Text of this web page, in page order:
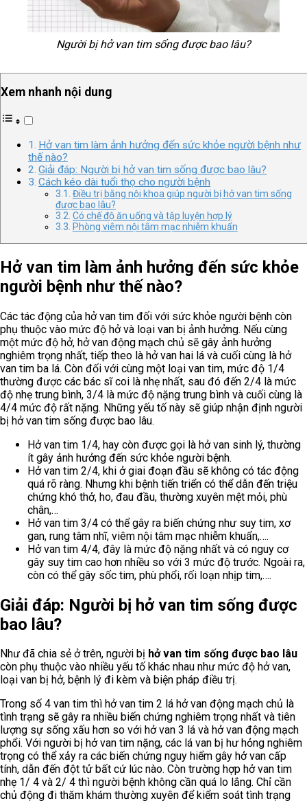
Người bị hở van tim sống được bao lâu?
Xem nhanh nội dung
Hở van tim làm ảnh hưởng đến sức khỏe người bệnh như
thế nào?
Giải đáp: Người bị hở van tim sống được bao lâu?
Cách kéo dài tuổi thọ cho người bệnh
Điều trị bằng nội khoa giúp người bị hở van tim sống
được bao lâu?
Có chế độ ăn uống và tập luyện hợp lý
Phòng viêm nội tâm mạc nhiễm khuẩn
Hở van tim làm ảnh hưởng đến sức khỏe
người bệnh như thế nào?
Các tác động của hở van tim đối với sức khỏe người bệnh còn
phụ thuộc vào mức độ hở và loại van bị ảnh hưởng. Nếu cùng
một mức độ hở, hở van động mạch chủ sẽ gây ảnh hưởng
nghiêm trọng nhất, tiếp theo là hở van hai lá và cuối cùng là hở
van tim ba lá. Còn đối với cùng một loại van tim, mức độ 1/4
thường được các bác sĩ coi là nhẹ nhất, sau đó đến 2/4 là mức
độ nhẹ trung bình, 3/4 là mức độ nặng trung bình và cuối cùng là
4/4 mức độ rất nặng. Những yếu tố này sẽ giúp nhận định người
bị hở van tim sống được bao lâu.
Hở van tim 1/4, hay còn được gọi là hở van sinh lý, thường
ít gây ảnh hưởng đến sức khỏe người bệnh.
Hở van tim 2/4, khi ở giai đoạn đầu sẽ không có tác động
quá rõ ràng. Nhưng khi bệnh tiến triển có thể dẫn đến triệu
chứng khó thở, ho, đau đầu, thường xuyên mệt mỏi, phù
chân,…
Hở van tim 3/4 có thể gây ra biến chứng như suy tim, xơ
gan, rung tâm nhĩ, viêm nội tâm mạc nhiễm khuẩn,….
Hở van tim 4/4, đây là mức độ nặng nhất và có nguy cơ
gây suy tim cao hơn nhiều so với 3 mức độ trước. Ngoài ra,
còn có thể gây sốc tim, phù phổi, rối loạn nhịp tim,….
Giải đáp: Người bị hở van tim sống được
bao lâu?
Như đã chia sẻ ở trên, người bị hở van tim sống được bao lâu
còn phụ thuộc vào nhiều yếu tố khác nhau như mức độ hở van,
loại van bị hở, bệnh lý đi kèm và biện pháp điều trị.
Trong số 4 van tim thì hở van tim 2 lá hở van động mạch chủ là
tình trạng sẽ gây ra nhiều biến chứng nghiêm trọng nhất và tiên
lượng sự sống xấu hơn so với hở van 3 lá và hở van động mạch
phổi. Với người bị hở van tim nặng, các lá van bị hư hỏng nghiêm
trọng có thể xảy ra các biến chứng nguy hiểm gây hở van cấp
tính, dẫn đến đột tử bất cứ lúc nào. Còn trường hợp hở van tim
nhẹ 1/ 4 và 2/ 4 thì người bệnh không cần quá lo lắng. Chỉ cần
chủ động đi thăm khám thường xuyên để kiểm soát tình trạng